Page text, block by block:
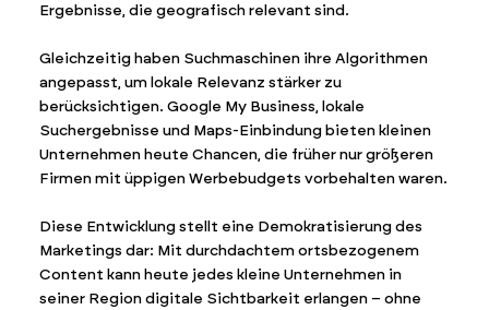
Ergebnisse, die geografisch relevant sind.
Gleichzeitig haben Suchmaschinen ihre Algorithmen
angepasst, um lokale Relevanz stärker zu
berücksichtigen. Google My Business, lokale
Suchergebnisse und Maps-Einbindung bieten kleinen
Unternehmen heute Chancen, die früher nur größeren
Firmen mit üppigen Werbebudgets vorbehalten waren.
Diese Entwicklung stellt eine Demokratisierung des
Marketings dar: Mit durchdachtem ortsbezogenem
Content kann heute jedes kleine Unternehmen in
seiner Region digitale Sichtbarkeit erlangen – ohne